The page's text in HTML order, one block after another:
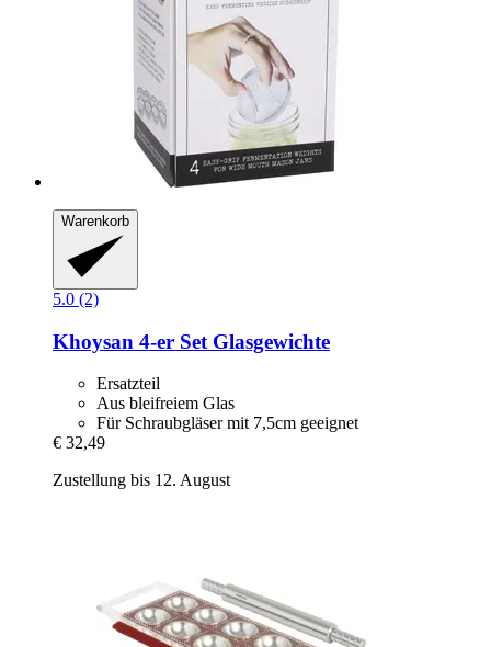
Warenkorb
5.0 (2)
Khoysan 4-​er Set Glasgewichte
Ersatzteil
Aus bleifreiem Glas
Für Schraubgläser mit 7,5cm geeignet
€ 32,49
Zustellung bis 12. August